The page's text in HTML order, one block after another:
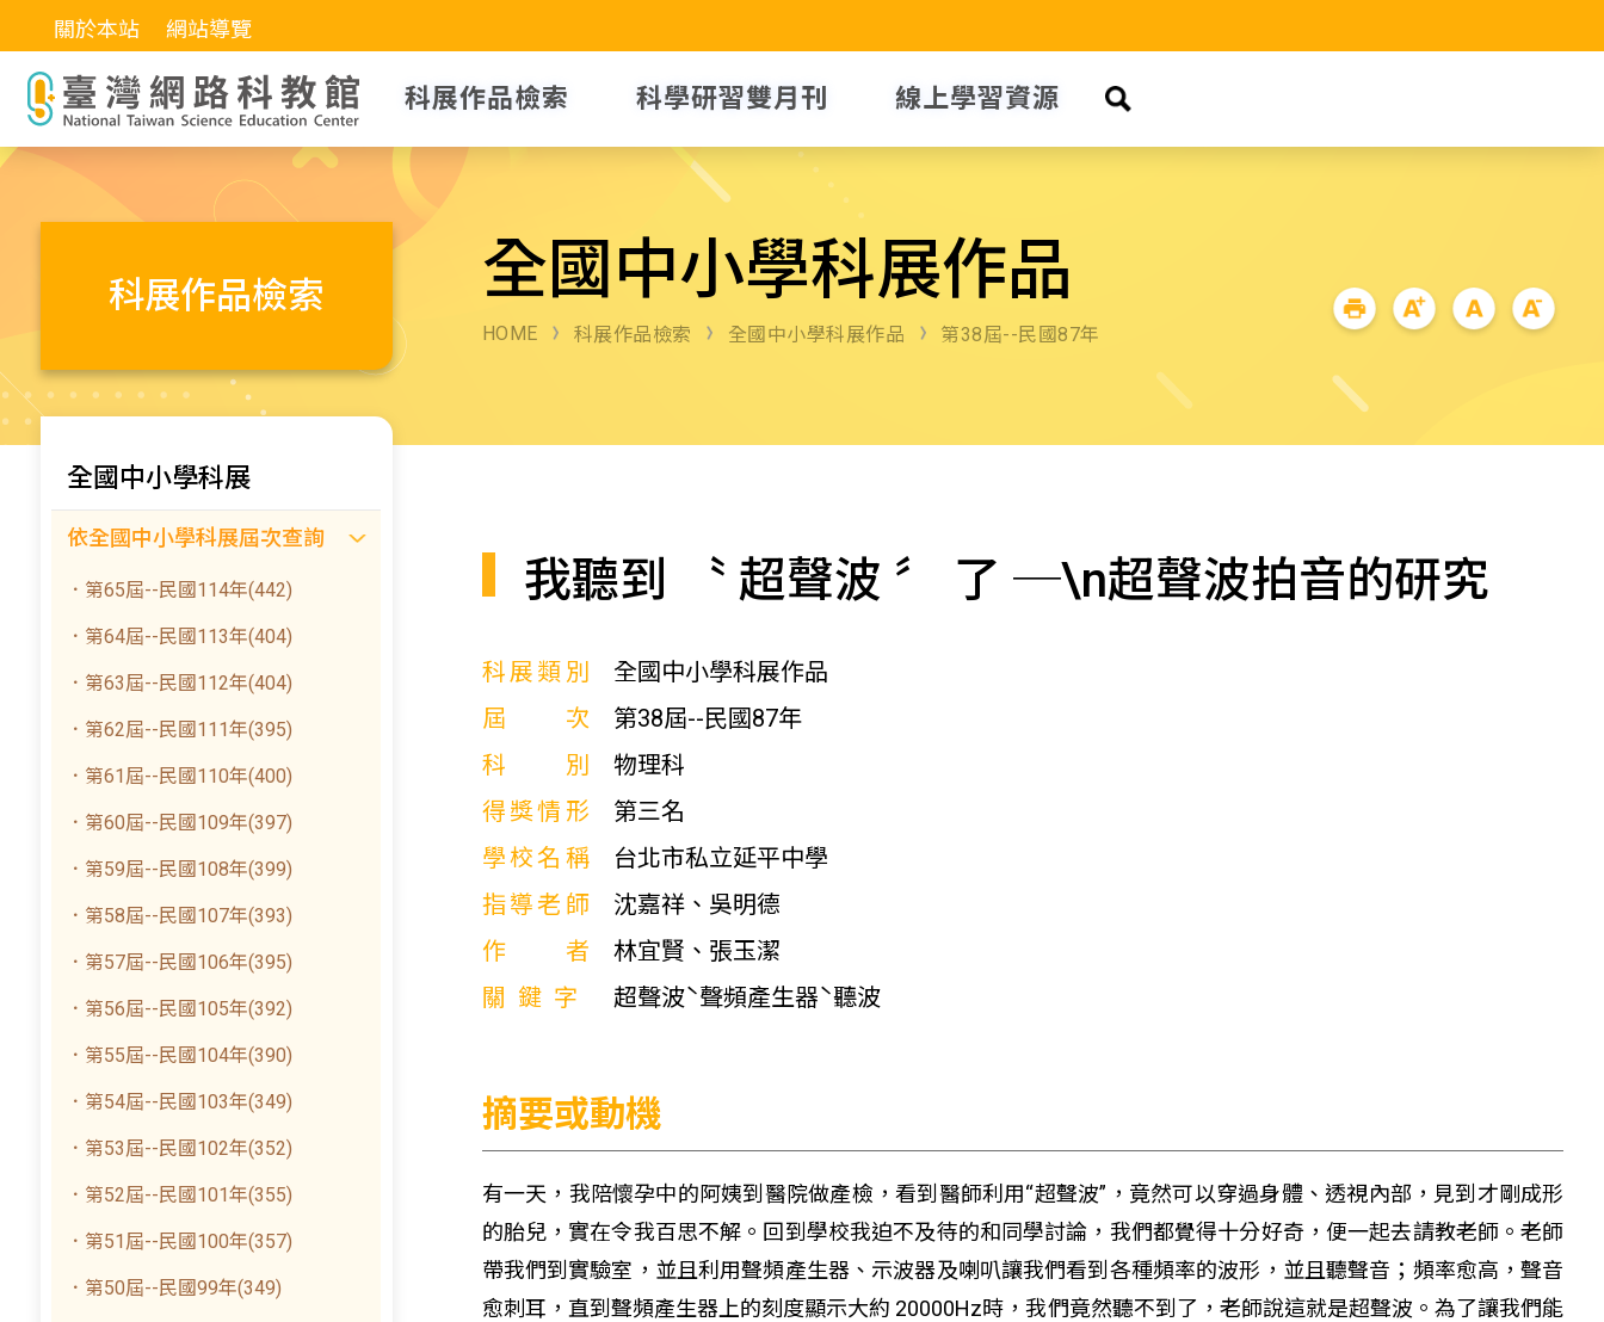
關於本站 網站導覽
科展作品檢索 科學研習雙月刊 線上學習資源
科展作品檢索 全國中小學科展作品
HOME 科展作品檢索 全國中小學科展作品 第38屆--民國87年
全國中小學科展
依全國中小學科展屆次查詢
．第65屆--民國114年(442)
．第64屆--民國113年(404)
．第63屆--民國112年(404)
．第62屆--民國111年(395)
．第61屆--民國110年(400)
．第60屆--民國109年(397)
．第59屆--民國108年(399)
．第58屆--民國107年(393)
．第57屆--民國106年(395)
．第56屆--民國105年(392)
．第55屆--民國104年(390)
．第54屆--民國103年(349)
．第53屆--民國102年(352)
．第52屆--民國101年(355)
．第51屆--民國100年(357)
．第50屆--民國99年(349)
我聽到 〝 超聲波 〞 了 ─\n超聲波拍音的研究
科展類別
全國中小學科展作品
屆次
第38屆--民國87年
科別
物理科
得獎情形
第三名
學校名稱
台北市私立延平中學
指導老師
沈嘉祥、吳明德
作者
林宜賢、張玉潔
關鍵字
超聲波ˋ聲頻產生器ˋ聽波
摘要或動機
有一天，我陪懷孕中的阿姨到醫院做產檢，看到醫師利用“超聲波”，竟然可以穿過身體、透視內部，見到才剛成形
的胎兒，實在令我百思不解。回到學校我迫不及待的和同學討論，我們都覺得十分好奇，便一起去請教老師。老師
帶我們到實驗室，並且利用聲頻產生器、示波器及喇叭讓我們看到各種頻率的波形，並且聽聲音；頻率愈高，聲音
愈刺耳，直到聲頻產生器上的刻度顯示大約 20000Hz時，我們竟然聽不到了，老師說這就是超聲波。為了讓我們能